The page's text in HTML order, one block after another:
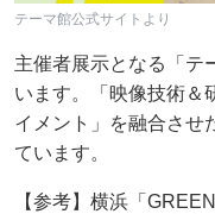
テーマ館公式サイトより
主催者展示となる「テ
います。「映像技術＆
イメント」を融合させ
ています。
【参考】横浜「